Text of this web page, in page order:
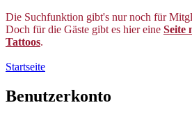
Die Suchfunktion gibt's nur noch für
Doch für die Gäste gibt es hier eine Seite
Tattoos.
Startseite
Benutzerkonto